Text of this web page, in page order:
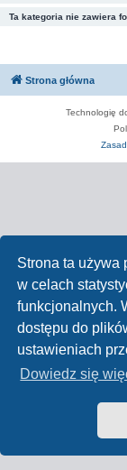
Strona ta używa
w celach
funkcjonalnych.
dostępu do
ustawieniach
Dowiedz się
Ta kategoria nie zawiera
Strona główna
Technologię